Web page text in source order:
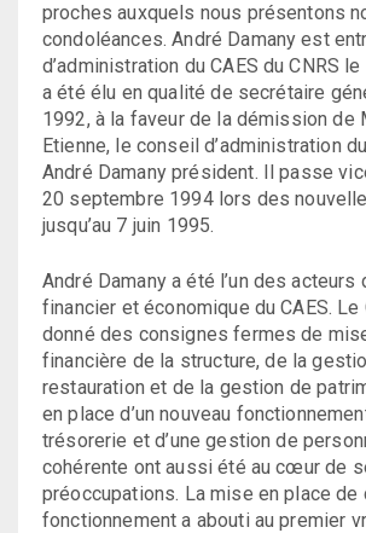
proches auxquels nous présentons
condoléances. André Damany est
d’administration du CAES du CNRS
a été élu en qualité de secrétaire
1992, à la faveur de la démission de
Etienne, le conseil d’administration
André Damany président. Il passe
20 septembre 1994 lors des
jusqu’au 7 juin 1995.
André Damany a été l’un des acteurs
financier et économique du CAES. Le
donné des consignes fermes de
financière de la structure, de la
restauration et de la gestion de
en place d’un nouveau
trésorerie et d’une gestion de
cohérente ont aussi été au cœur de
préoccupations. La mise en place de
fonctionnement a abouti au premier